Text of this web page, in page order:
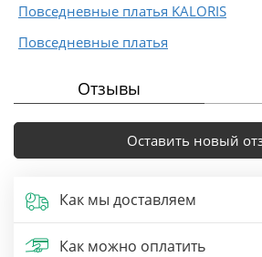
Повседневные платья KALORIS
Повседневные платья
Отзывы
Оставить новый
Как мы доставляем
Как можно оплатить